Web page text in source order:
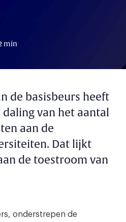
min
de basisbeurs heeft
van het aantal
aan de
Dat lijkt
de toestroom van
onderstrepen de